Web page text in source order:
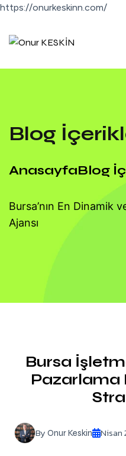
https://onurkeskinn.com/
Blog
AnasayfaBlog
Bursa’nın En Dinamik
Ajansı
Bursa
Pazarlama
By Onur Keskin Nisan